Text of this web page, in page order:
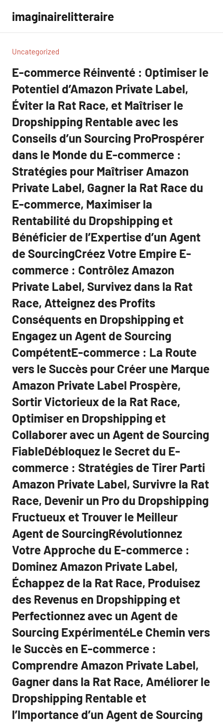
contenu
imaginairelitteraire
Uncategorized
E-commerce Réinventé : Optimiser le
Potentiel d’Amazon Private Label,
Éviter la Rat Race, et Maîtriser le
Dropshipping Rentable avec les
Conseils d’un Sourcing ProProspérer
dans le Monde du E-commerce :
Stratégies pour Maîtriser Amazon
Private Label, Gagner la Rat Race du
E-commerce, Maximiser la
Rentabilité du Dropshipping et
Bénéficier de l’Expertise d’un Agent
de SourcingCréez Votre Empire E-
commerce : Contrôlez Amazon
Private Label, Survivez dans la Rat
Race, Atteignez des Profits
Conséquents en Dropshipping et
Engagez un Agent de Sourcing
CompétentE-commerce : La Route
vers le Succès pour Créer une Marque
Amazon Private Label Prospère,
Sortir Victorieux de la Rat Race,
Optimiser en Dropshipping et
Collaborer avec un Agent de Sourcing
FiableDébloquez le Secret du E-
commerce : Stratégies de Tirer Parti
Amazon Private Label, Survivre la Rat
Race, Devenir un Pro du Dropshipping
Fructueux et Trouver le Meilleur
Agent de SourcingRévolutionnez
Votre Approche du E-commerce :
Dominez Amazon Private Label,
Échappez de la Rat Race, Produisez
des Revenus en Dropshipping et
Perfectionnez avec un Agent de
Sourcing ExpérimentéLe Chemin vers
le Succès en E-commerce :
Comprendre Amazon Private Label,
Gagner dans la Rat Race, Améliorer le
Dropshipping Rentable et
l’Importance d’un Agent de Sourcing